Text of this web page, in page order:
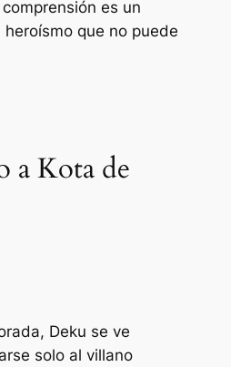
es un
que no puede
a Kota de
Deku se ve
solo al villano